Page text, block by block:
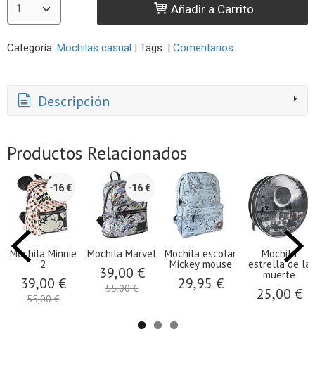
Añadir a Carrito
Categoría: Mochilas casual | Tags: | Comentarios
Descripción
Productos Relacionados
-16 €
Mochila Minnie
2
39,00 €
55,00 €
-16 €
Mochila Marvel
39,00 €
55,00 €
Mochila escolar
Mickey mouse
29,95 €
Mochila
estrella de la
muerte
25,00 €